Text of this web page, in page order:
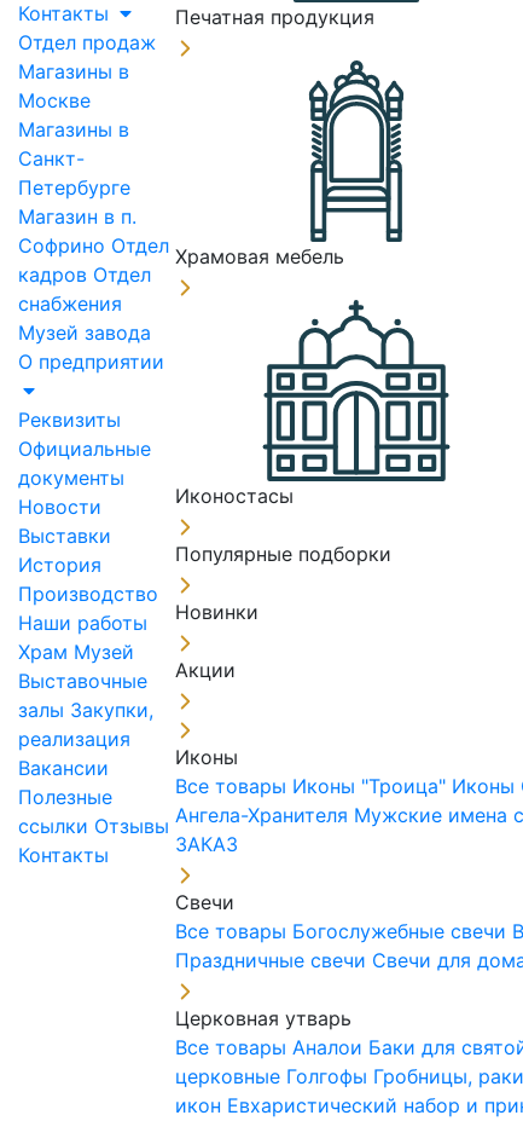
Контакты
Отдел продаж
Магазины в
Москве
Магазины в
Санкт-
Петербурге
Магазин в п.
Софрино Отдел
кадров Отдел
снабжения
Музей завода
О предприятии
Реквизиты
Официальные
документы
Новости
Выставки
История
Производство
Наши работы
Храм Музей
Выставочные
залы Закупки,
реализация
Вакансии
Полезные
ссылки Отзывы
Контакты
Печатная продукция
Храмовая мебель
Иконостасы
Популярные подборки
Новинки
Акции
Иконы
Все товары Иконы "Троица" Иконы
Ангела-Хранителя Мужские имена
ЗАКАЗ
Свечи
Все товары Богослужебные свечи
Праздничные свечи Свечи для
Церковная утварь
Все товарыАналои Баки для
церковные Голгофы Гробницы,
икон Евхаристический набор и